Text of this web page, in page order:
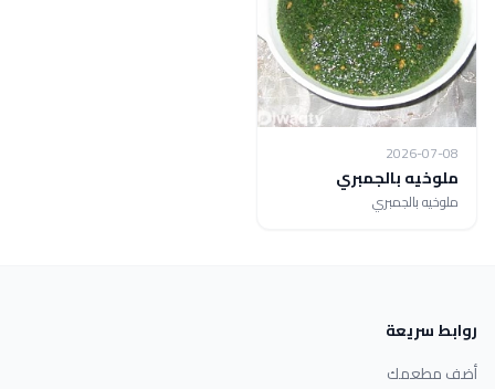
2026-07-08
ملوخيه بالجمبري
ملوخيه بالجمبري
روابط سريعة
أضف مطعمك